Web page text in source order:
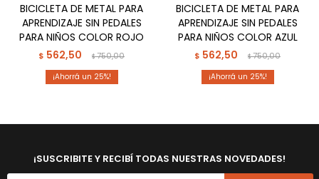
BICICLETA DE METAL PARA
APRENDIZAJE SIN PEDALES
PARA NIÑOS COLOR ROJO
$ 562,50 $750,00
25
BICICLETA DE METAL PARA
APRENDIZAJE SIN PEDALES
PARA NIÑOS COLOR AZUL
$ 562,50 $750,00
25
¡SUSCRIBITE Y RECIBÍ TODAS NUESTRAS NOVEDADES!